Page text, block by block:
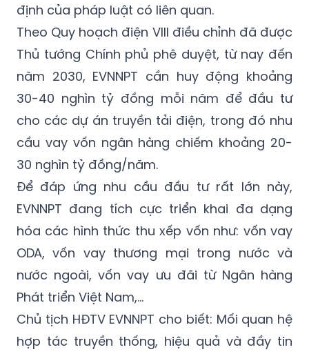
định của pháp luật có liên quan.
Theo Quy hoạch điện VIII điều chỉnh đã được
Thủ tướng Chính phủ phê duyệt, từ nay đến
năm 2030, EVNNPT cần huy động khoảng
30-40 nghìn tỷ đồng mỗi năm để đầu tư
cho các dự án truyền tải điện, trong đó nhu
cầu vay vốn ngân hàng chiếm khoảng 20-
30 nghìn tỷ đồng/năm.
Để đáp ứng nhu cầu đầu tư rất lớn này,
EVNNPT đang tích cực triển khai đa dạng
hóa các hình thức thu xếp vốn như: vốn vay
ODA, vốn vay thương mại trong nước và
nước ngoài, vốn vay ưu đãi từ Ngân hàng
Phát triển Việt Nam,…
Chủ tịch HĐTV EVNNPT cho biết: Mối quan hệ
hợp tác truyền thống, hiệu quả và đầy tin